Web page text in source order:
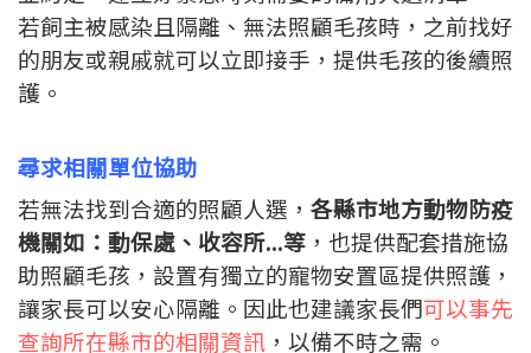
若飼主被感染且隔離、無法照顧毛孩時，之前找好
的朋友或親戚就可以立即接手，提供毛孩的後續照
護。
尋求相關單位協助
若無法找到合適的照顧人選， 各縣市地方動物防疫
機關如：動保處、收容所...等 ，也提供配套措施協
助照顧毛孩，設置有獨立的寵物安置區提供照護，
讓家長可以安心隔離。因此也建議家長們可以事先
查詢所在縣市的相關資訊 ，以備不時之需。